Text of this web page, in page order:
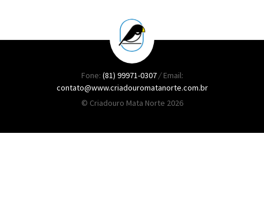
Fone: (81) 99971-0307/Email:
contato@www.criadouromatanorte.com.br
© Criadouro Mata Norte 2026